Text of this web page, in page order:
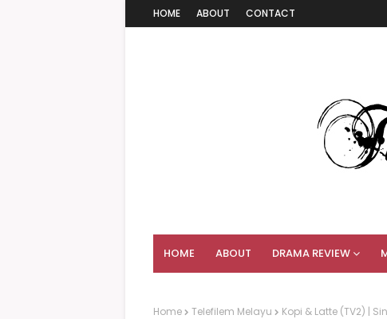
HOME ABOUT CONTACT
HOME ABOUT DRAMA REVIEW
Home Telefilem Melayu Kopi & Latte (TV2) |